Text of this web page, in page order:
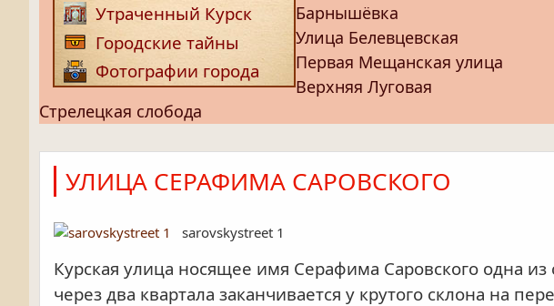
Утраченный Курск
Городские тайны
Фотографии города
Барнышёвка
Улица Белевцевская
Первая Мещанская улица
Верхняя Луговая
Стрелецкая слобода
УЛИЦА СЕРАФИМА САРОВСКОГО
sarovskystreet 1
Курская улица носящее имя Серафима Саровского одна
через два квартала заканчивается у крутого склона на